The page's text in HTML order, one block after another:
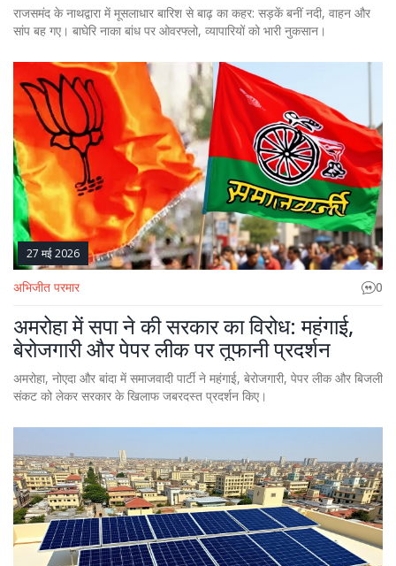
राजसमंद के नाथद्वारा में मूसलाधार बारिश से बाढ़ का कहर: सड़कें बनीं नदी, वाहन और
सांप बह गए। बाघेरि नाका बांध पर ओवरफ्लो, व्यापारियों को भारी नुकसान।
27 मई 2026
अभिजीत परमार 0
अमरोहा में सपा ने की सरकार का विरोध: महंगाई,
बेरोजगारी और पेपर लीक पर तूफानी प्रदर्शन
अमरोहा, नोएदा और बांदा में समाजवादी पार्टी ने महंगाई, बेरोजगारी, पेपर लीक और बिजली
संकट को लेकर सरकार के खिलाफ जबरदस्त प्रदर्शन किए।